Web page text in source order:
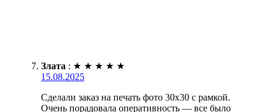
Злата : ★ ★ ★ ★ ★
15.08.2025
Сделали заказ на печать фото 30х30 с рамкой.
Очень порадовала оперативность — все было